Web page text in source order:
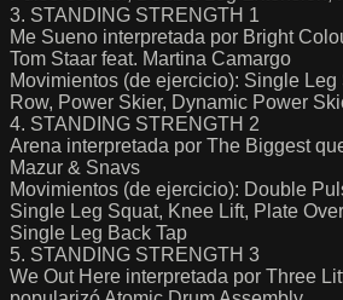
3. STANDING STRENGTH 1
Me Sueno interpretada por Bright
Tom Staar feat. Martina Camargo
Movimientos (de ejercicio): Single
Row, Power Skier, Dynamic Power
4. STANDING STRENGTH 2
Arena interpretada por The Biggest
Mazur & Snavs
Movimientos (de ejercicio): Double
Single Leg Squat, Knee Lift, Plate
Single Leg Back Tap
5. STANDING STRENGTH 3
We Out Here interpretada por Three